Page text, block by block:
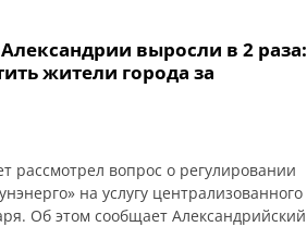
потребителям рекомендуют: Вода
хлора […]
выросли в 2 раза:
жители города за
рассмотрел вопрос о регулировании
на услугу централизованного
Об этом сообщает Александрийский